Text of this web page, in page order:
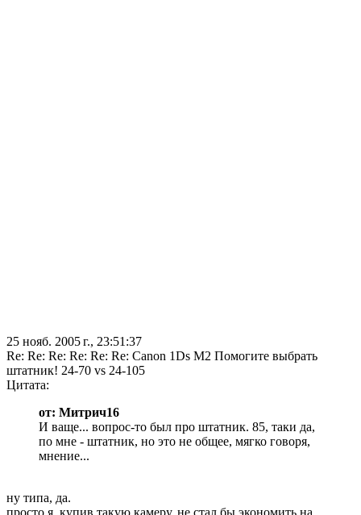
25 нояб. 2005 г., 23:51:37
Re: Re: Re: Re: Re: Re: Canon 1Ds M2 Помогите выбрать
штатник! 24-70 vs 24-105
Цитата:
от: Митрич16
И ваще... вопрос-то был про штатник. 85, таки да,
по мне - штатник, но это не общее, мягко говоря,
мнение...
ну типа, да.